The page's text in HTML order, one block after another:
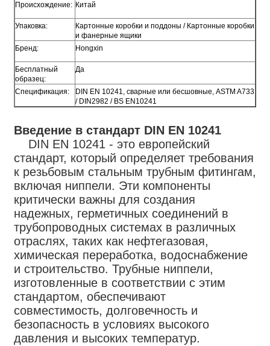
Происхождение: Китай
Упаковка:
Картонные коробки и поддоны / Картонные коробки
и фанерные ящики
Бренд:
Hongxin
Бесплатный
образец:
Да
Спецификация:
DIN EN 10241, сварные или бесшовные, ASTM A733
/ DIN2982 / BS EN10241
Введение в стандарт DIN EN 10241
DIN EN 10241 - это европейский
стандарт, который определяет требования
к резьбовым стальным трубным фитингам,
включая ниппели. Эти компоненты
критически важны для создания
надежных, герметичных соединений в
трубопроводных системах в различных
отраслях, таких как нефтегазовая,
химическая переработка, водоснабжение
и строительство. Трубные ниппели,
изготовленные в соответствии с этим
стандартом, обеспечивают
совместимость, долговечность и
безопасность в условиях высокого
давления и высоких температур.